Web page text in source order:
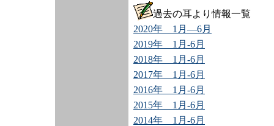
過去の耳より情報一覧
2020年 1月―6月
2019年 1月-6月
2018年 1月-6月
2017年 1月-6月
2016年 1月-6月
2015年 1月-6月
2014年 1月-6月